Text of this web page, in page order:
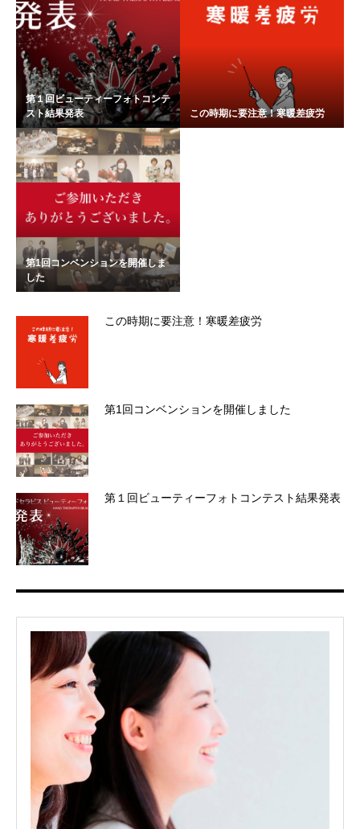
第１回ビューティーフォトコンテ
スト結果発表
この時期に要注意！寒暖差疲労
第1回コンベンションを開催しま
した
この時期に要注意！寒暖差疲労
第1回コンベンションを開催しました
第１回ビューティーフォトコンテスト結果発表